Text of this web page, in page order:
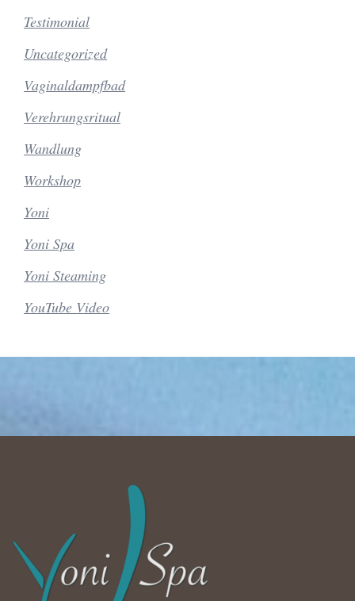
Testimonial
Uncategorized
Vaginaldampfbad
Verehrungsritual
Wandlung
Workshop
Yoni
Yoni Spa
Yoni Steaming
YouTube Video